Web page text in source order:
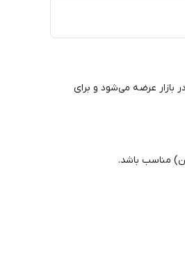
بازار عرضه می‌شود و برای
مناسب باشد.